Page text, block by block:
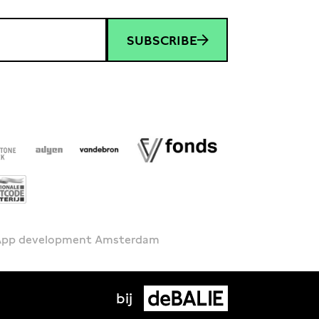
SUBSCRIBE
development Amsterdam
bij